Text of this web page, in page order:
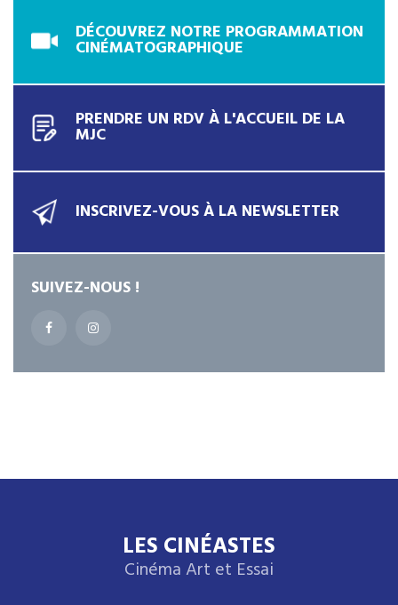
DÉCOUVREZ NOTRE PROGRAMMATION
CINÉMATOGRAPHIQUE
PRENDRE UN RDV À L'ACCUEIL DE LA
MJC
INSCRIVEZ-VOUS À LA NEWSLETTER
SUIVEZ-NOUS !
LES CINÉASTES
Cinéma Art et Essai